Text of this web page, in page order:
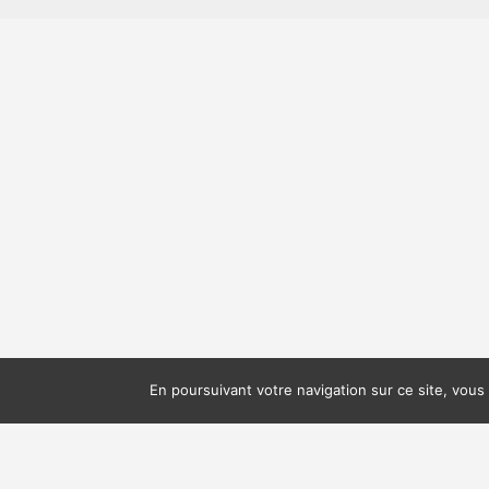
En poursuivant votre navigation sur ce site,